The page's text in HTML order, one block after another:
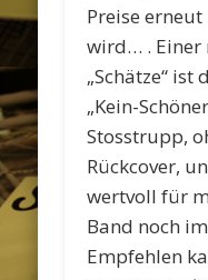
Preise
wird… . Einer
„Schätze“ ist
„Kein-
Stosstrupp,
Rückcover,
wertvoll für
Band noch
Empfehlen